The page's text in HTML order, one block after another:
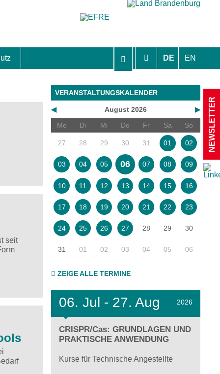
DE EN
seit
VERANSTALTUNGSKALENDER
◀ ▶
August 2026
Mo
Di Mi Do Fr Sa So
27 28 29 30 31 01 02
03 04 05 06 07 08 09
10 11 12 13 14 15 16
17 18 19 20 21 22 23
24 25 26 27 28 29 30
31 01 02 03 04 05 06
ZEIGE ALLE TERMINE
06. Jul - 27. Aug 2026
CRISPR/Cas: GRUNDLAGEN UND
PRAKTISCHE ANWENDUNG
Kurse für Technische Angestellte
NEWSLETTER